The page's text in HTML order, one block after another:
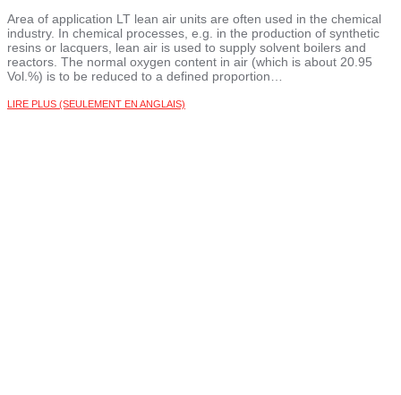
Area of application LT lean air units are often used in the chemical
industry. In chemical processes, e.g. in the production of synthetic
resins or lacquers, lean air is used to supply solvent boilers and
reactors. The normal oxygen content in air (which is about 20.95
Vol.%) is to be reduced to a defined proportion…
LIRE PLUS (SEULEMENT EN ANGLAIS)